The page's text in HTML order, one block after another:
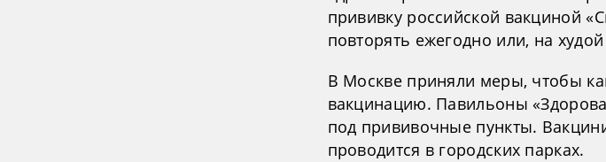
прививку российской вакциной
повторять ежегодно или, на
В Москве приняли меры, чтобы
вакцинацию. Павильоны
под прививочные пункты.
проводится в городских парках.